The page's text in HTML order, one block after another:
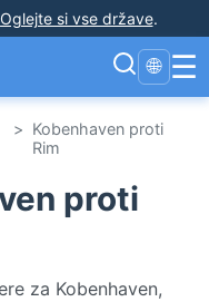
Oglejte si vse države.
🌐 ☰
> Kobenhaven proti
Rim
proti
za Kobenhaven,